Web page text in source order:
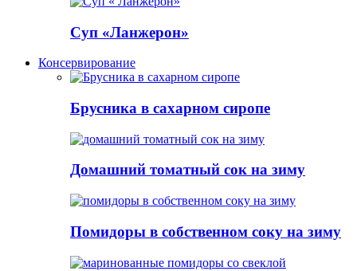
Суп «Ланжерон»
Консервирование
Брусника в сахарном сиропе
Домашний томатный сок на зиму
Помидоры в собственном соку на зиму